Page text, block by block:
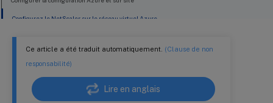
Ce article a été traduit automatiquement. (Clause de non
responsabilité)
Lire en anglais
Configurez le NetScaler sur le réseau virtuel Azure